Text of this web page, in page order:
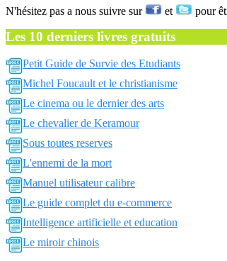
N'hésitez pas a nous suivre sur et pour
Les 10 derniers livres gratuits
Petit Guide de Survie des Etudiants
Michel Foucault et le christianisme
Le cinema ou le dernier des arts
Le chevalier de Keramour
Sous toutes reserves
L'ennemi de la mort
Manuel utilisateur calibre
Le guide complet du e-commerce
Intelligence artificielle et education
Le miroir chinois